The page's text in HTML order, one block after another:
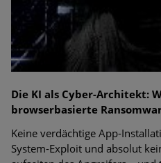
Die KI als Cyber-Architekt:
browserbasierte
Keine verdächtige App-
System-Exploit und absolut